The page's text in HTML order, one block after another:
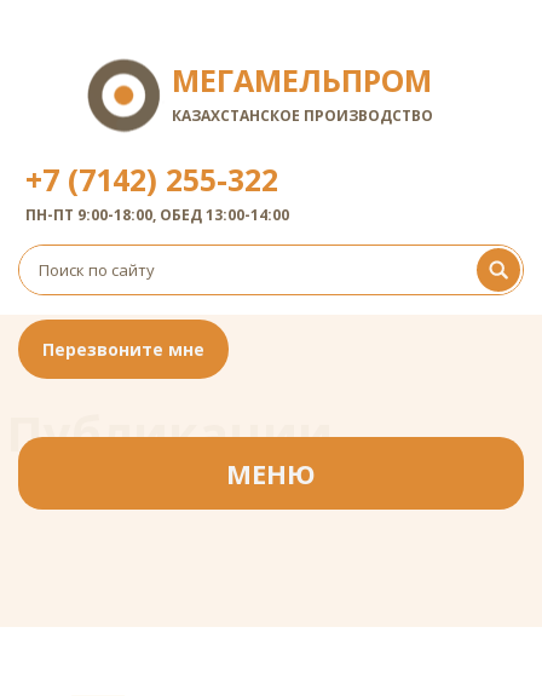
МЕГАМЕЛЬПРОМ
КАЗАХСТАНСКОЕ ПРОИЗВОДСТВО
+7 (7142) 255-322
ПН-ПТ 9:00-18:00, ОБЕД 13:00-14:00
Перезвоните мне
МЕНЮ
Публикации
Публикации